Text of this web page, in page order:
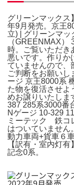
グリーンマックス
年9月発売。京王
立) | グリーンマ
（GREENMAX
時。ご覧いただき
悪いです。作りか
ていませんので、
ご判断をお願いし
ージ 京王8000系
た物を復活させよ
めお譲りいたしま
387 285系3000番
Nゲージ 10-329
ミーテック 鉄コ
はついていません
動力車両+貨車６
【訳有・室内灯
記念0系。